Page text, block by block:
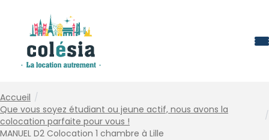
Accueil /
Que vous soyez étudiant ou jeune actif, nous avons la
colocation parfaite pour vous !
/
MANUEL D2 Colocation 1 chambre à Lille